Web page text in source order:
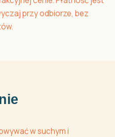
przy odbiorze, bez
w suchym i